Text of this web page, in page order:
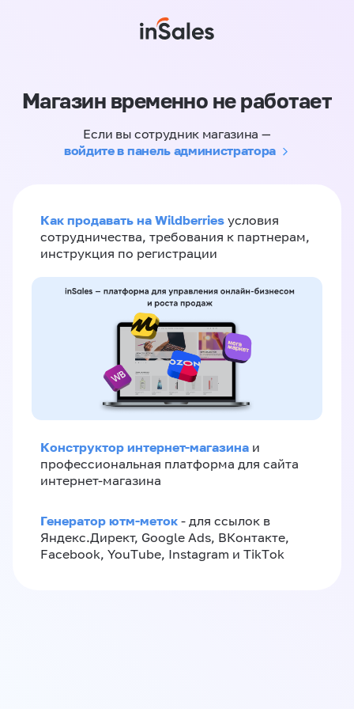
Магазин временно не работает
Если вы сотрудник магазина —
войдите в панель администратора
Как продавать на Wildberries условия
сотрудничества, требования к партнерам,
инструкция по регистрации
Конструктор интернет-магазина и
профессиональная платформа для сайта
интернет-магазина
Генератор ютм-меток - для ссылок в
Яндекс.Директ, Google Ads, ВКонтакте,
Facebook, YouTube, Instagram и TikTok